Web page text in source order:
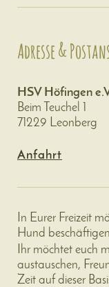
Adresse &
HSV Höfingen
Beim Teuchel 1
71229 Leonberg
Anfahrt
In Eurer Freizeit
Hund
Ihr möchtet euch
austauschen,
Zeit auf dieser